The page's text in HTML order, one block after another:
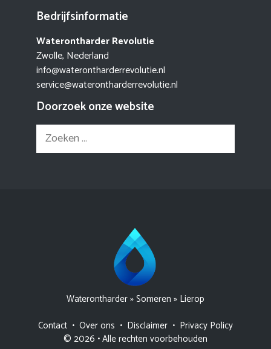
Bedrijfsinformatie
Waterontharder Revolutie
Zwolle, Nederland
info@waterontharderrevolutie.nl
service@waterontharderrevolutie.nl
Doorzoek onze website
Zoek
naar:
Waterontharder»Someren » Lierop
Contact • Over ons • Disclaimer • Privacy Policy
© 2026 • Alle rechten voorbehouden